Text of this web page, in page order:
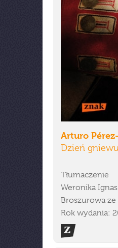
Arturo
Dzień
Tłumaczenie
Weronika
Broszurowa ze
Rok wydania: